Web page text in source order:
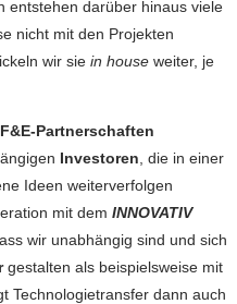
entstehen darüber hinaus viele
nicht mit den Projekten
wir sie in house weiter, je
F&E-Partnerschaften
Investoren , die in einer
Ideen weiterverfolgen
mit dem INNOVATIV
wir unabhängig sind und sich
gestalten als beispielsweise mit
Technologietransfer dann auch